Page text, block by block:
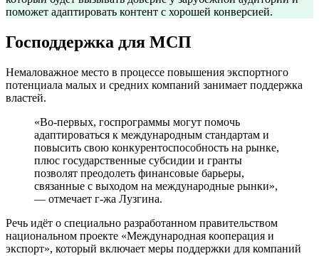
поможет адаптировать контент с хорошей конверсией.
Господдержка для МСП
Немаловажное место в процессе повышения экспортного
потенциала малых и средних компаний занимает поддержка
властей.
«Во-первых, госпрограммы могут помочь
адаптироваться к международным стандартам и
повысить свою конкурентоспособность на рынке,
плюс государственные субсидии и гранты
позволят преодолеть финансовые барьеры,
связанные с выходом на международные рынки»,
— отмечает г-жа Лузгина.
Речь идёт о специально разработанном правительством
национальном проекте «Международная кооперация и
экспорт», который включает меры поддержки для компаний